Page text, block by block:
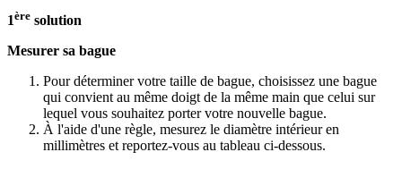
1ère solution
Mesurer sa bague
Pour déterminer votre taille de bague, choisissez une bague
qui convient au même doigt de la même main que celui sur
lequel vous souhaitez porter votre nouvelle bague.
À l'aide d'une règle, mesurez le diamètre intérieur en
millimètres et reportez-vous au tableau ci-dessous.